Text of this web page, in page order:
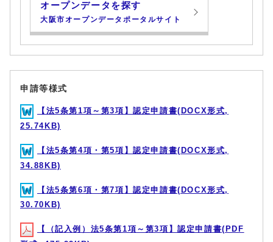
オープンデータを探す
大阪市オープンデータポータルサイト
申請等様式
【法5条第1項～第3項】認定申請書(DOCX形式,
25.74KB)
【法5条第4項・第5項】認定申請書(DOCX形式,
34.88KB)
【法5条第6項・第7項】認定申請書(DOCX形式,
30.70KB)
【（記入例）法5条第1項～第3項】認定申請書(PDF